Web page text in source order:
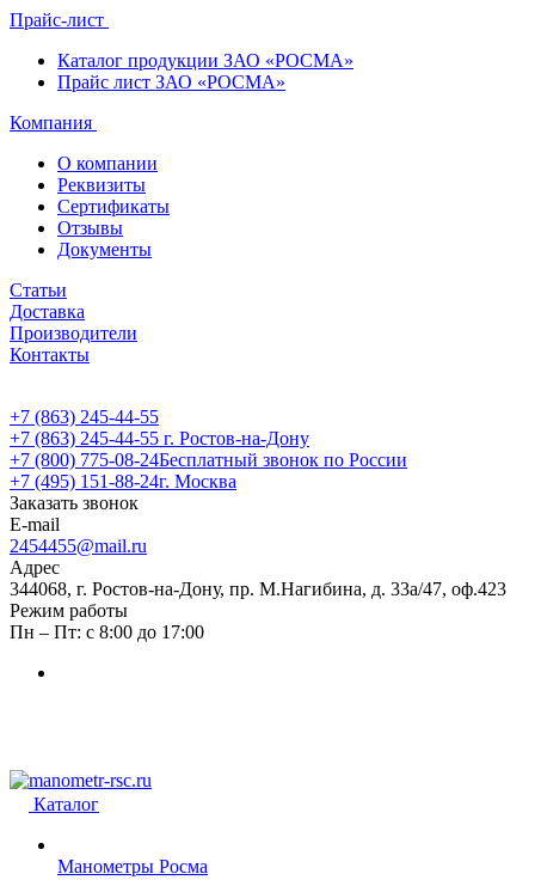
Прайс-лист
Каталог продукции ЗАО «РОСМА»
Прайс лист ЗАО «РОСМА»
Компания
О компании
Реквизиты
Сертификаты
Отзывы
Документы
Статьи
Доставка
Производители
Контакты
+7 (863) 245-44-55
+7 (863) 245-44-55 г. Ростов-на-Дону
+7 (800) 775-08-24Бесплатный звонок по России
+7 (495) 151-88-24г. Москва
Заказать звонок
E-mail
2454455@mail.ru
Адрес
344068, г. Ростов-на-Дону, пр. М.Нагибина, д. 33а/47, оф.423
Режим работы
Пн – Пт: с 8:00 до 17:00
Каталог
Манометры Росма